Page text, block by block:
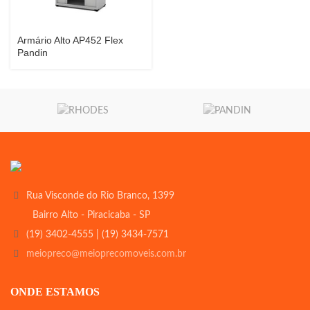
Armário Alto AP452 Flex
Pandin
Rua Visconde do Rio Branco, 1399
Bairro Alto - Piracicaba - SP
(19) 3402-4555 | (19) 3434-7571
meiopreco@meioprecomoveis.com.br
ONDE ESTAMOS